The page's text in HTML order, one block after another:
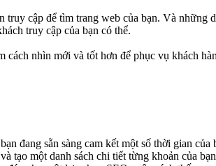
cập để tìm trang web của bạn. Và những
truy cập của bạn có thể.
nhìn mới và tốt hơn để phục vụ khách
đang sẵn sàng cam kết một số thời gian
một danh sách chi tiết từng khoản của